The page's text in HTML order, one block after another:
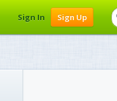
Sign In Sign Up